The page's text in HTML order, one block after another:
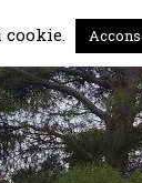
Chi sono